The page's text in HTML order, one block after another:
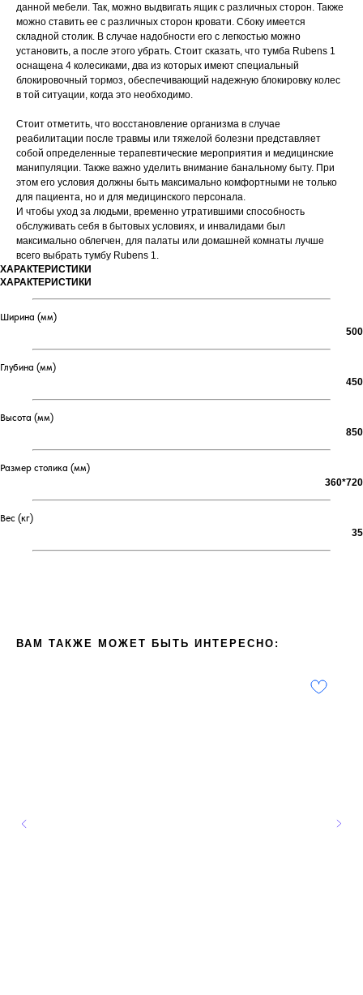
данной мебели. Так, можно выдвигать ящик с различных сторон. Также
можно ставить ее с различных сторон кровати. Сбоку имеется
складной столик. В случае надобности его с легкостью можно
установить, а после этого убрать. Стоит сказать, что тумба Rubens 1
оснащена 4 колесиками, два из которых имеют специальный
блокировочный тормоз, обеспечивающий надежную блокировку колес
в той ситуации, когда это необходимо.
Стоит отметить, что восстановление организма в случае
реабилитации после травмы или тяжелой болезни представляет
собой определенные терапевтические мероприятия и медицинские
манипуляции. Также важно уделить внимание банальному быту. При
этом его условия должны быть максимально комфортными не только
для пациента, но и для медицинского персонала.
И чтобы уход за людьми, временно утратившими способность
обслуживать себя в бытовых условиях, и инвалидами был
максимально облегчен, для палаты или домашней комнаты лучше
всего выбрать тумбу Rubens 1.
ХАРАКТЕРИСТИКИ
ХАРАКТЕРИСТИКИ
Ширина (мм)
500
Глубина (мм)
450
Высота (мм)
850
Размер столика (мм)
360*720
Вес (кг)
35
ВАМ ТАКЖЕ МОЖЕТ БЫТЬ ИНТЕРЕСНО: